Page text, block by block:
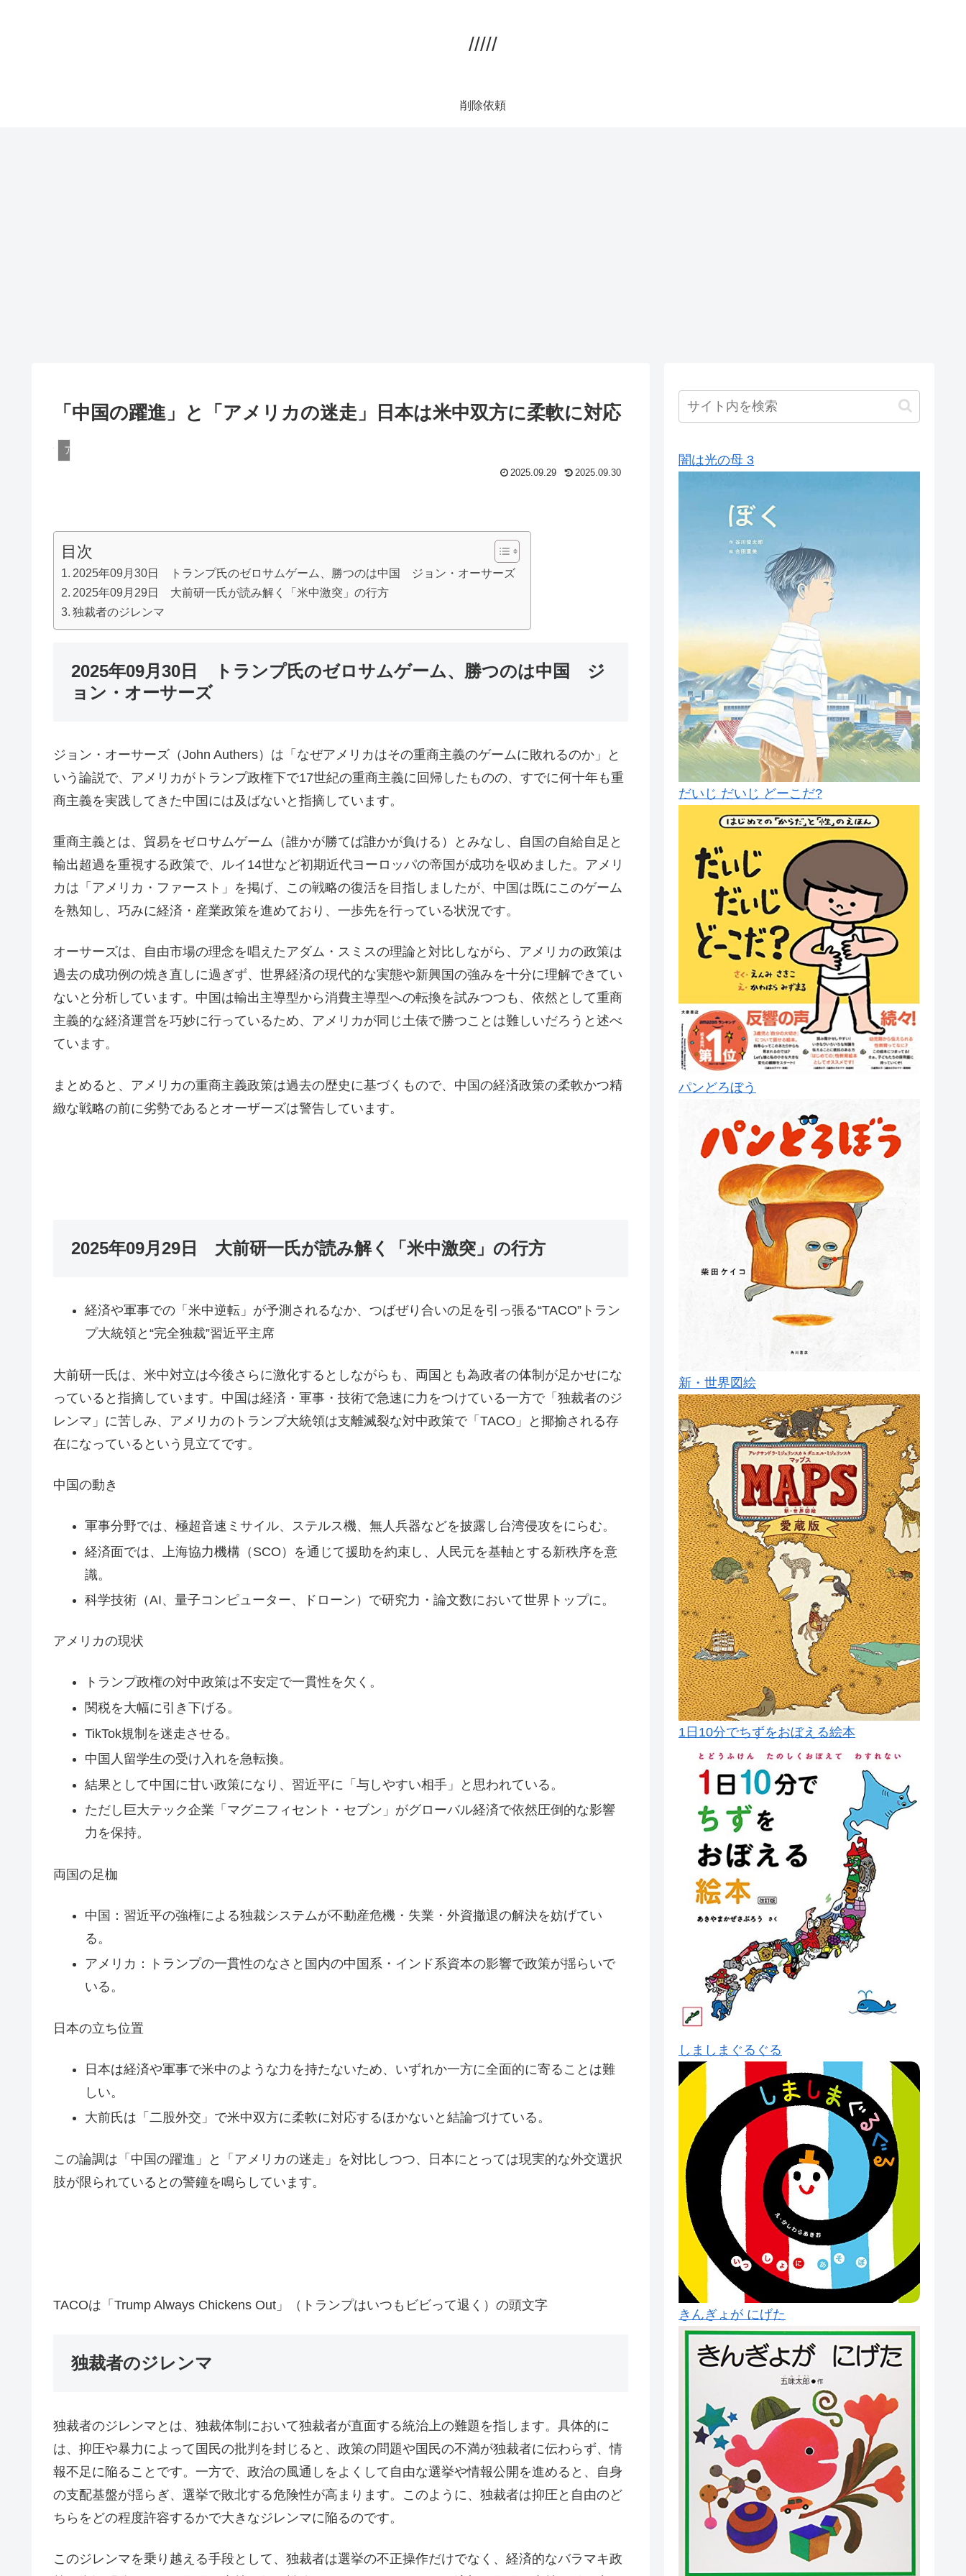
/////
削除依頼
「中国の躍進」と「アメリカの迷走」日本は米中双方に柔軟に対応
アメリカ
2025.09.29 2025.09.30
目次
2025年09月30日 トランプ氏のゼロサムゲーム、勝つのは中国 ジョン・オーサーズ
2025年09月29日 大前研一氏が読み解く「米中激突」の行方
独裁者のジレンマ
2025年09月30日 トランプ氏のゼロサムゲーム、勝つのは中国 ジ
ョン・オーサーズ
ジョン・オーサーズ（John Authers）は「なぜアメリカはその重商主義のゲームに敗れるのか」と
いう論説で、アメリカがトランプ政権下で17世紀の重商主義に回帰したものの、すでに何十年も重
商主義を実践してきた中国には及ばないと指摘しています。
重商主義とは、貿易をゼロサムゲーム（誰かが勝てば誰かが負ける）とみなし、自国の自給自足と
輸出超過を重視する政策で、ルイ14世など初期近代ヨーロッパの帝国が成功を収めました。アメリ
カは「アメリカ・ファースト」を掲げ、この戦略の復活を目指しましたが、中国は既にこのゲーム
を熟知し、巧みに経済・産業政策を進めており、一歩先を行っている状況です。
オーサーズは、自由市場の理念を唱えたアダム・スミスの理論と対比しながら、アメリカの政策は
過去の成功例の焼き直しに過ぎず、世界経済の現代的な実態や新興国の強みを十分に理解できてい
ないと分析しています。中国は輸出主導型から消費主導型への転換を試みつつも、依然として重商
主義的な経済運営を巧妙に行っているため、アメリカが同じ土俵で勝つことは難しいだろうと述べ
ています。
まとめると、アメリカの重商主義政策は過去の歴史に基づくもので、中国の経済政策の柔軟かつ精
緻な戦略の前に劣勢であるとオーザーズは警告しています。
2025年09月29日 大前研一氏が読み解く「米中激突」の行方
経済や軍事での「米中逆転」が予測されるなか、つばぜり合いの足を引っ張る“TACO”トラン
プ大統領と“完全独裁”習近平主席
大前研一氏は、米中対立は今後さらに激化するとしながらも、両国とも為政者の体制が足かせにな
っていると指摘しています。中国は経済・軍事・技術で急速に力をつけている一方で「独裁者のジ
レンマ」に苦しみ、アメリカのトランプ大統領は支離滅裂な対中政策で「TACO」と揶揄される存
在になっているという見立てです。
中国の動き
軍事分野では、極超音速ミサイル、ステルス機、無人兵器などを披露し台湾侵攻をにらむ。
経済面では、上海協力機構（SCO）を通じて援助を約束し、人民元を基軸とする新秩序を意
識。
科学技術（AI、量子コンピューター、ドローン）で研究力・論文数において世界トップに。
アメリカの現状
トランプ政権の対中政策は不安定で一貫性を欠く。
関税を大幅に引き下げる。
TikTok規制を迷走させる。
中国人留学生の受け入れを急転換。
結果として中国に甘い政策になり、習近平に「与しやすい相手」と思われている。
ただし巨大テック企業「マグニフィセント・セブン」がグローバル経済で依然圧倒的な影響
力を保持。
両国の足枷
中国：習近平の強権による独裁システムが不動産危機・失業・外資撤退の解決を妨げてい
る。
アメリカ：トランプの一貫性のなさと国内の中国系・インド系資本の影響で政策が揺らいで
いる。
日本の立ち位置
日本は経済や軍事で米中のような力を持たないため、いずれか一方に全面的に寄ることは難
しい。
大前氏は「二股外交」で米中双方に柔軟に対応するほかないと結論づけている。
この論調は「中国の躍進」と「アメリカの迷走」を対比しつつ、日本にとっては現実的な外交選択
肢が限られているとの警鐘を鳴らしています。
TACOは「Trump Always Chickens Out」（トランプはいつもビビって退く）の頭文字
独裁者のジレンマ
独裁者のジレンマとは、独裁体制において独裁者が直面する統治上の難題を指します。具体的に
は、抑圧や暴力によって国民の批判を封じると、政策の問題や国民の不満が独裁者に伝わらず、情
報不足に陥ることです。一方で、政治の風通しをよくして自由な選挙や情報公開を進めると、自身
の支配基盤が揺らぎ、選挙で敗北する危険性が高まります。このように、独裁者は抑圧と自由のど
ちらをどの程度許容するかで大きなジレンマに陥るのです。
このジレンマを乗り越える手段として、独裁者は選挙の不正操作だけでなく、経済的なバラマキ政
闇は光の母 3
だいじ だいじ どーこだ?
パンどろぼう
新・世界図絵
1日10分でちずをおぼえる絵本
しましまぐるぐる
きんぎょが にげた